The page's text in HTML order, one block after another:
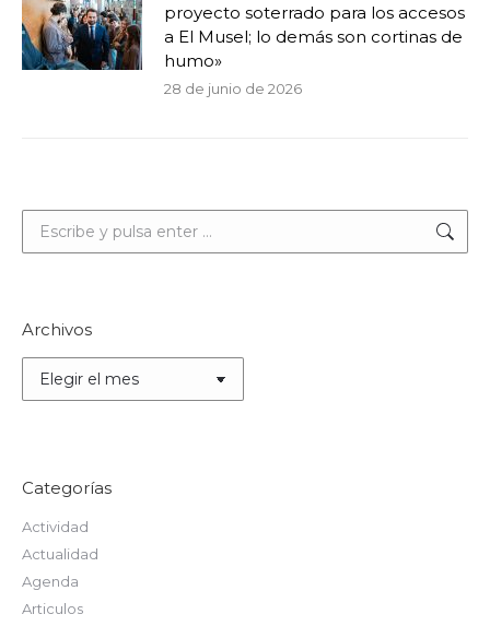
proyecto soterrado para los accesos
a El Musel; lo demás son cortinas de
humo»
28 de junio de 2026
Archivos
Categorías
Actividad
Actualidad
Agenda
Articulos